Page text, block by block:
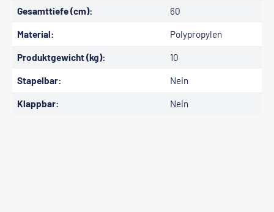
Gesamttiefe (cm): 60
Material: Polypropylen
Produktgewicht (kg): 10
Stapelbar: Nein
Klappbar: Nein